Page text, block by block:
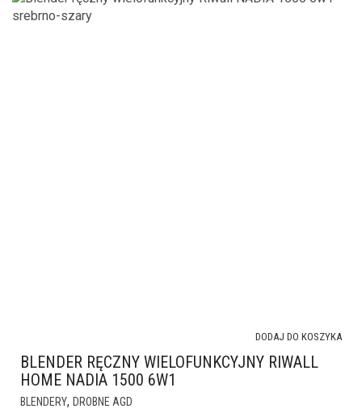
BLENDER RĘCZNY WIELOFUNKCYJNY RIWALL
HOME NADIA 1500 6W1
BLENDERY, DROBNE AGD
DODAJ DO KOSZYKA